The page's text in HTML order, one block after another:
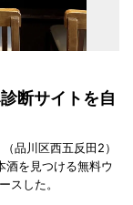
断サイトを自
品川区西五反田2）
酒を見つける無料ウ
スした。